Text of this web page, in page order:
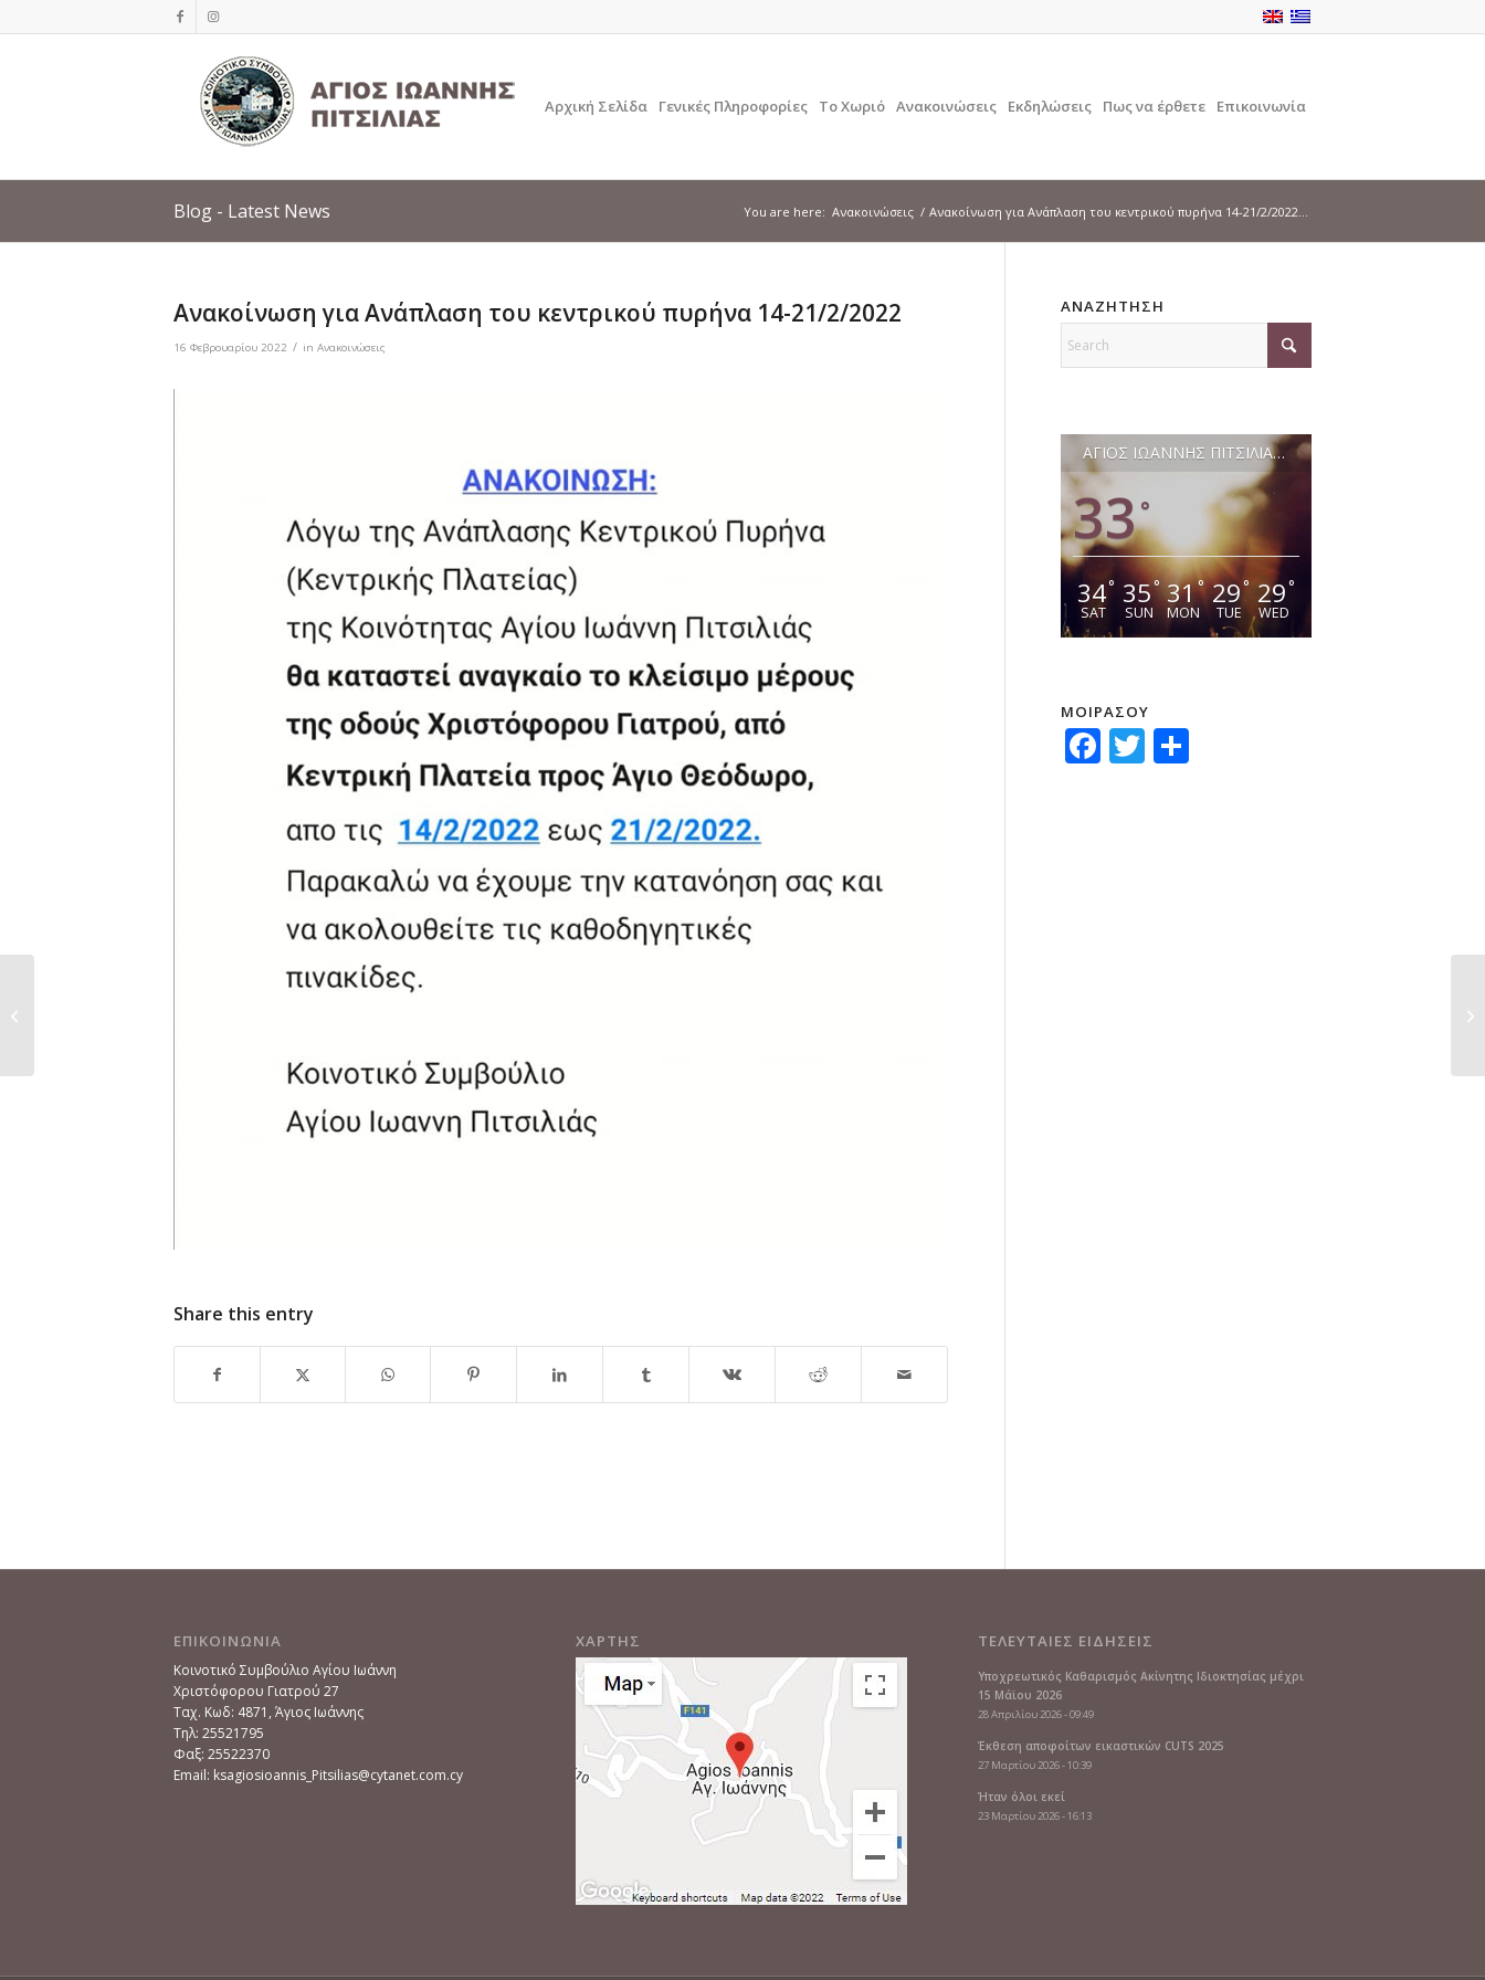
Αρχική Σελίδα Γενικές Πληροφορίες Το Χωριό Ανακοινώσεις Εκδηλώσεις Πως να έρθετε Επικοινωνία
Blog - Latest News You are here: Ανακοινώσεις / Ανακοίνωση για Ανάπλαση του κεντρικού πυρήνα 14-21/2/2022...
Ανακοίνωση για Ανάπλαση του κεντρικού πυρήνα 14-21/2/2022
16 Φεβρουαρίου 2022 / in Ανακοινώσεις
Share this entry
ΑΝΑΖΗΤΗΣΗ
ΑΓΙΟΣ ΙΩΑΝΝΗΣ ΠΙΤΣΙΛΙΑΣ / AGIOS IOANNIS PITSILIAS
33°
34°
SAT
35°
SUN
31°
MON
29°
TUE
29°
WED
ΜΟΙΡΑΣΟΥ
Facebook
Twitter
Μοιραστείτε
ΕΠΙΚΟΙΝΩΝΙΑ
Κοινοτικό Συμβούλιο Αγίου Ιωάννη
Χριστόφορου Γιατρού 27
Ταχ. Κωδ: 4871, Άγιος Ιωάννης
Τηλ: 25521795
Φαξ: 25522370
Email: ksagiosioannis_Pitsilias@cytanet.com.cy
ΧΑΡΤΗΣ ΤΕΛΕΥΤΑΙΕΣ ΕΙΔΗΣΕΙΣ
Υποχρεωτικός Καθαρισμός Ακίνητης Ιδιοκτησίας μέχρι
15 Μάϊου 2026
28 Απριλίου 2026 - 09:49
Έκθεση αποφοίτων εικαστικών CUTS 2025
27 Μαρτίου 2026 - 10:39
Ήταν όλοι εκεί
23 Μαρτίου 2026 - 16:13